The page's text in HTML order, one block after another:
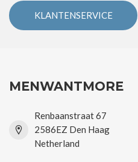
KLANTENSERVICE
MENWANTMORE
Renbaanstraat 67
2586EZ Den Haag
Netherland